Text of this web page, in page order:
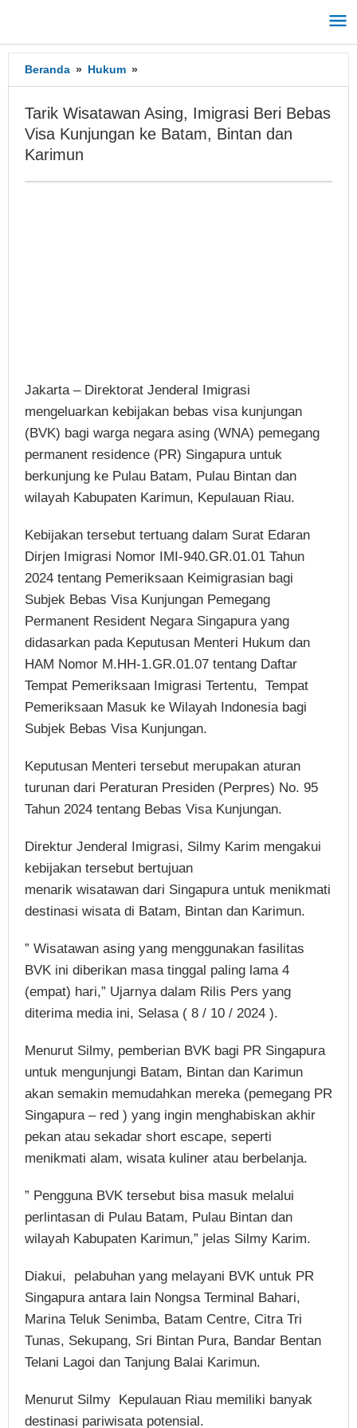
konten
Beranda » Hukum »
Wisatawan
Imigrasi
Beri
Kunjungan
Tarik Wisatawan Asing, Imigrasi Beri Bebas
Visa Kunjungan ke Batam, Bintan dan
Karimun
Jakarta – Direktorat Jenderal Imigrasi
mengeluarkan kebijakan bebas visa kunjungan
(BVK) bagi warga negara asing (WNA) pemegang
permanent residence (PR) Singapura untuk
berkunjung ke Pulau Batam, Pulau Bintan dan
wilayah Kabupaten Karimun, Kepulauan Riau.
Kebijakan tersebut tertuang dalam Surat Edaran
Dirjen Imigrasi Nomor IMI-940.GR.01.01 Tahun
2024 tentang Pemeriksaan Keimigrasian bagi
Subjek Bebas Visa Kunjungan Pemegang
Permanent Resident Negara Singapura yang
didasarkan pada Keputusan Menteri Hukum dan
HAM Nomor M.HH-1.GR.01.07 tentang Daftar
Tempat Pemeriksaan Imigrasi Tertentu, Tempat
Pemeriksaan Masuk ke Wilayah Indonesia bagi
Subjek Bebas Visa Kunjungan.
Keputusan Menteri tersebut merupakan aturan
turunan dari Peraturan Presiden (Perpres) No. 95
Tahun 2024 tentang Bebas Visa Kunjungan.
Direktur Jenderal Imigrasi, Silmy Karim mengakui
kebijakan tersebut bertujuan
menarik wisatawan dari Singapura untuk menikmati
destinasi wisata di Batam, Bintan dan Karimun.
” Wisatawan asing yang menggunakan fasilitas
BVK ini diberikan masa tinggal paling lama 4
(empat) hari,” Ujarnya dalam Rilis Pers yang
diterima media ini, Selasa ( 8 / 10 / 2024 ).
Menurut Silmy, pemberian BVK bagi PR Singapura
untuk mengunjungi Batam, Bintan dan Karimun
akan semakin memudahkan mereka (pemegang PR
Singapura – red ) yang ingin menghabiskan akhir
pekan atau sekadar short escape, seperti
menikmati alam, wisata kuliner atau berbelanja.
” Pengguna BVK tersebut bisa masuk melalui
perlintasan di Pulau Batam, Pulau Bintan dan
wilayah Kabupaten Karimun,” jelas Silmy Karim.
Diakui, pelabuhan yang melayani BVK untuk PR
Singapura antara lain Nongsa Terminal Bahari,
Marina Teluk Senimba, Batam Centre, Citra Tri
Tunas, Sekupang, Sri Bintan Pura, Bandar Bentan
Telani Lagoi dan Tanjung Balai Karimun.
Menurut Silmy Kepulauan Riau memiliki banyak
destinasi pariwisata potensial.